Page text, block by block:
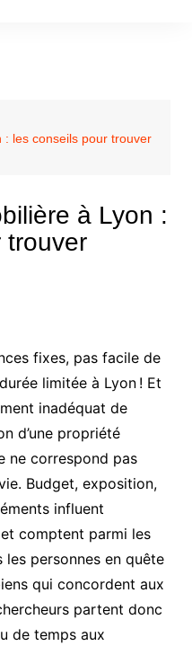
: les conseils pour trouver
à Lyon :
trouver
fixes, pas facile de
limitée à Lyon ! Et
inadéquat de
d’une propriété
ne correspond pas
Budget, exposition,
influent
comptent parmi les
personnes en quête
qui concordent aux
partent donc
de temps aux